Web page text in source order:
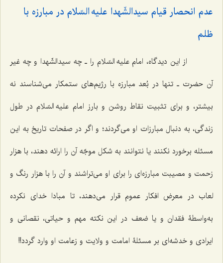
عدم انحصار قیام سیدالشّهدا علیه السّلام در مبارزه با
ظلم‌
از این دیدگاه، امام علیه السّلام را ـ چه سیدالشّهدا و چه غیر
آن حضرت ـ تنها در بُعد مبارزه با رژیم‌های ستمکار می‌شناسند نه
بیشتر، و برای تثبیت نقاط روشن و بارز امام علیه السّلام در طول
زندگی، به دنبال مبارزات او می‌گردند؛ و اگر در صفحات تاریخ به این
مسئله برخورد نکنند یا نتوانند به شکل موجّه آن را ارائه دهند، با هزار
زحمت و مصیبت مبارزه‌ای را برای او می‌تراشند و آن را با هزار رنگ و
لعاب در معرض افکار عموم قرار می‌دهند، تا مبادا خدای نکرده
به‌واسطۀ فقدان و یا ضعف در این نکته مهم و حیاتی، نقصانی و
ایرادی و خدشه‌ای بر مسئلۀ امامت و ولایت و زعامت او وارد گردد!!